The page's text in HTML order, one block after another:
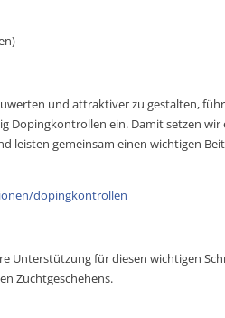
und attraktiver zu gestalten,
Dopingkontrollen ein. Damit setzen wir
leisten gemeinsam einen wichtigen
dopingkontrollen
Unterstützung für diesen wichtigen
Zuchtgeschehens.